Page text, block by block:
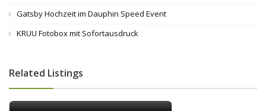
Gatsby Hochzeit im Dauphin Speed Event
KRUU Fotobox mit Sofortausdruck
Related Listings